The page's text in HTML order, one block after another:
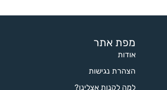
מפת אתר
אודות
הצהרת נגישות
למה לקנות אצלינו?